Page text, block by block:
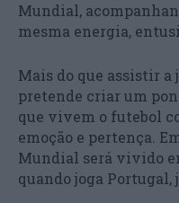
Mundial,
mesma energia,
Mais do que assistir
pretende criar um
que vivem o futebol
emoção e pertença.
Mundial será vivido
quando joga